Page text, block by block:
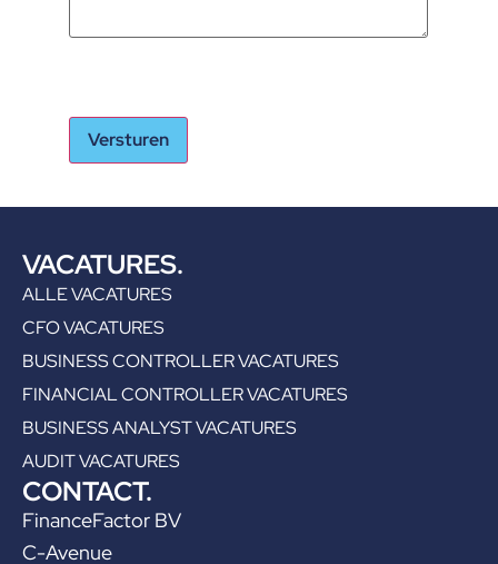
VACATURES.
ALLE VACATURES
CFO VACATURES
BUSINESS CONTROLLER VACATURES
FINANCIAL CONTROLLER VACATURES
BUSINESS ANALYST VACATURES
AUDIT VACATURES
CONTACT.
FinanceFactor BV
C-Avenue